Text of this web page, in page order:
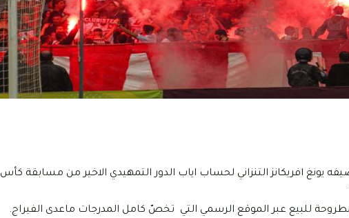
يونغ افريكانز التنزاني لحساب اياب الدور التمهيدي الاخير من مسابقة كأس
للبيع عبر الموقع الرسمي التي تخصّ كامل المدرجات ماعدى الفيراج.